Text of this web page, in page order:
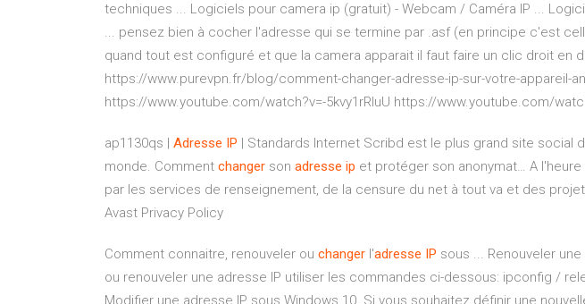
techniques ... Logiciels pour camera ip (gratuit) - Webcam / Caméra IP ...
... pensez bien à cocher l'adresse qui se termine par .asf (en principe c'est
quand tout est configuré et que la camera apparait il faut faire un clic droit en
https://www.purevpn.fr/blog/comment-changer-adresse-ip-sur-votre-appareil-
https://www.youtube.com/watch?v=-5kvy1rRluU https://www.youtube.com/
ap1130qs | Adresse IP | Standards Internet Scribd est le plus grand site social
monde. Comment changer son adresse ip et protéger son anonymat… A
par les services de renseignement, de la censure du net à tout va et des
Avast Privacy Policy
Comment connaitre, renouveler ou changer l'adresse IP sous ... Renouveler
ou renouveler une adresse IP utiliser les commandes ci-dessous: ipconfig /
Modifier une adresse IP sous Windows 10. Si vous souhaitez définir une